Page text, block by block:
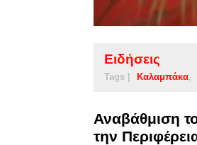
Ειδήσεις
Tags | Καλαμπάκα
Αναβάθμιση
την